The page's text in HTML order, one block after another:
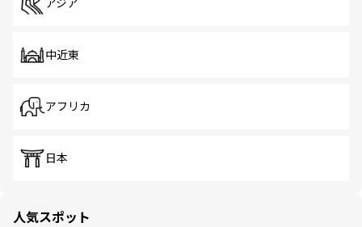
アジア
中近東
アフリカ
日本
人気スポット